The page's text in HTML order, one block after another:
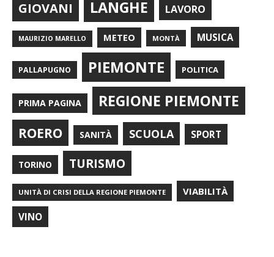
GIOVANI LANGHE LAVORO
MAURIZIO MARELLO METEO MONTÀ MUSICA
PALLAPUGNO PIEMONTE POLITICA
PRIMA PAGINA REGIONE PIEMONTE
ROERO SANITÀ SCUOLA SPORT
TORINO TURISMO
UNITÀ DI CRISI DELLA REGIONE PIEMONTE VIABILITÀ
VINO